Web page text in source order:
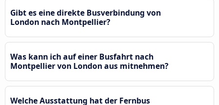
Gibt es eine direkte Busverbindung von
London nach Montpellier?
Was kann ich auf einer Busfahrt nach
Montpellier von London aus mitnehmen?
Welche Ausstattung hat der Fernbus